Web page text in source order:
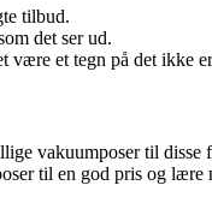
tilbud.
det ser ud.
et tegn på det ikke er
vakuumposer til
til en god pris og